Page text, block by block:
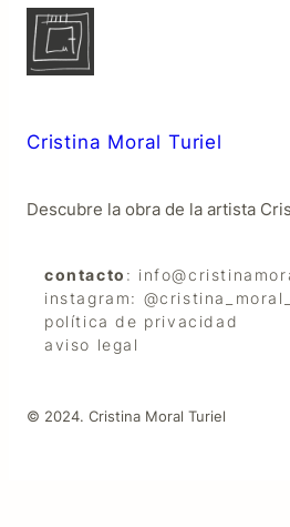
Cristina Moral Turiel
Descubre la obra de la artista
contacto :
instagram:
política de privacidad
aviso legal
© 2024. Cristina Moral Turiel